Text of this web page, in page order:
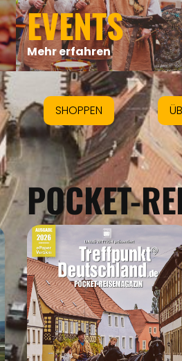
EVENTS
Mehr erfahren
SHOPPEN
POCKET-